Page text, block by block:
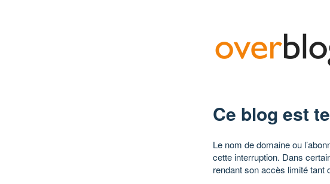
Ce blog est
Le nom de domaine ou
cette interruption. Dans
rendant son accès limité tant